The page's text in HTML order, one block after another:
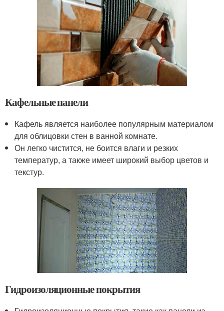
Кафельные панели
Кафель является наиболее популярным материалом
для облицовки стен в ванной комнате.
Он легко чистится, не боится влаги и резких
температур, а также имеет широкий выбор цветов и
текстур.
Гидроизоляционные покрытия